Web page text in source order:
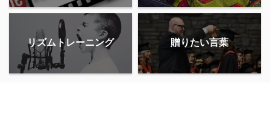
リズムトレーニング 贈りたい言葉